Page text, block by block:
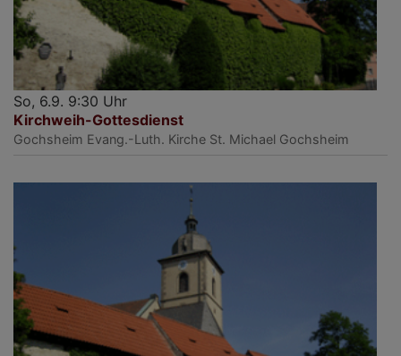
So, 6.9. 9:30 Uhr
Kirchweih-Gottesdienst
Gochsheim Evang.-Luth. Kirche St. Michael Gochsheim